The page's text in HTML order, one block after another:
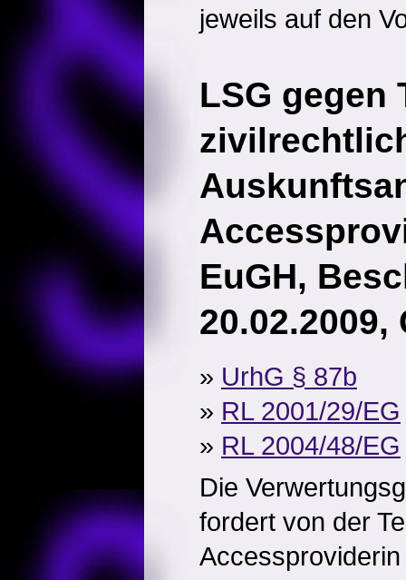
jeweils auf den
LSG gegen
EuGH,
20.02.2009,
» UrhG § 87b
» RL 2001/29/EG
» RL 2004/48/EG
Die
fordert von der